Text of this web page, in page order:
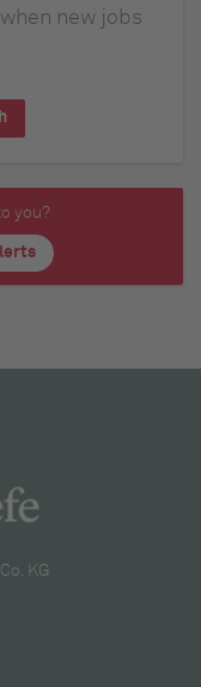
new jobs
you?
KG